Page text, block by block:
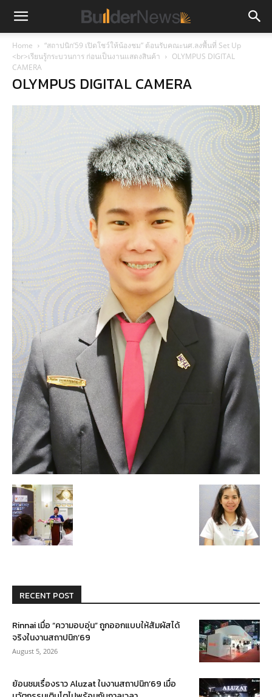
Home
“สถาปนิก’59 เปิดโชว์ให้น้องชม” ต้อนรับคณะนศ.ลงพื้นที่ Set Up
<br>เรียนรู้กระบวนการ ก่อนเป็นงานแสดงสินค้า
OLYMPUS DIGITAL
CAMERA
OLYMPUS DIGITAL CAMERA
RECENT POST
Rinnai เมื่อ “ความอบอุ่น” ถูกออกแบบให้สัมผัสได้
จริงในงานสถาปนิก’69
August 5, 2026
ย้อนชมเรื่องราว Aluzat ในงานสถาปนิก’69 เมื่อ